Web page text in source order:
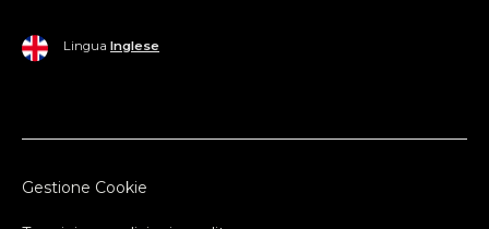
Lingua Inglese
Gestione Cookie